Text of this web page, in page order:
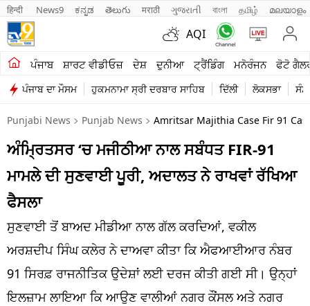
हिन्दी News9 ಕನ್ನಡ తెలుగు मराठी ગુજરાતી বাংলা தமிழ் മലയാളം
AQI
ਪੰਜਾਬ ਸ਼ਾਰਟ ਵੀਡੀਓਜ਼ ਦੇਸ਼ ਦੁਨੀਆ ਟ੍ਰੈਂਡਿੰਗ ਮਨੋਰੰਜਨ ਫੋਟੋ
ਪੰਜਾਬ ਦਾ ਮੌਸਮ ਹੁਕਮਨਾਮਾ ਸ੍ਰੀ ਦਰਬਾਰ ਸਾਹਿਬ ਦਿੱਲੀ ਲੋਕਸਭਾ
ਖੇਤੀਬਾੜੀ
ਸ਼ਾਰਟ ਵੀਡੀਓਜ਼
ਕਾਰੋਬਾਰ
ਕਰਿਅਰ
ਮਨੋਰੰਜਨ
ਦੇਸ਼
ਲਾਈਫ ਸਟਾਈਲ
ਪੰਜਾਬ
Punjabi News Punjab News Amritsar Majithia Case Fir 91
ਅੰਮ੍ਰਿਤਸਰ ‘ਚ ਮਜੀਠੀਆ ਨਾਲ ਸਬੰਧਤ FIR-91
ਮਾਮਲੇ ਦੀ ਸੁਣਵਾਈ ਪੂਰੀ, ਅਦਾਲਤ ਨੇ ਰਾਖਵਾਂ ਰੱਖਿਆ
ਫੈਸਲਾ
ਸੁਣਵਾਈ ਤੋਂ ਬਾਅਦ ਮੀਡੀਆ ਨਾਲ ਗੱਲ ਕਰਦਿਆਂ, ਵਕੀਲ
ਅਰਸ਼ਦੀਪ ਸਿੰਘ ਕਲੇਰ ਨੇ ਦਾਅਵਾ ਕੀਤਾ ਕਿ ਐਫਆਈਆਰ ਨੰਬਰ
91 ਸਿਰਫ਼ ਰਾਜਨੀਤਿਕ ਉਦੇਸ਼ਾਂ ਲਈ ਦਰਜ ਕੀਤੀ ਗਈ ਸੀ। ਉਨ੍ਹਾਂ
ਇਲਜ਼ਾਮ ਲਾਇਆ ਕਿ ਆਉਣ ਵਾਲੀਆਂ ਨਗਰ ਕੌਂਸਲ ਅਤੇ ਨਗਰ